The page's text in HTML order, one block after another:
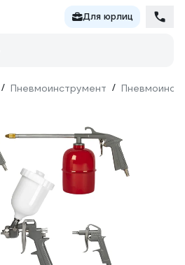
Для юрлиц
/ Пневмоинструмент /